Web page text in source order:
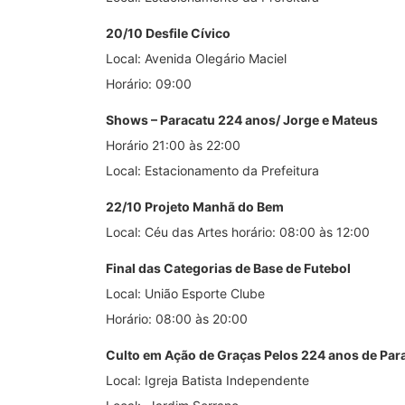
20/10 Desfile Cívico
Local: Avenida Olegário Maciel
Horário: 09:00
Shows – Paracatu 224 anos/ Jorge e Mateus
Horário 21:00 às 22:00
Local: Estacionamento da Prefeitura
22/10 Projeto Manhã do Bem
Local: Céu das Artes horário: 08:00 às 12:00
Final das Categorias de Base de Futebol
Local: União Esporte Clube
Horário: 08:00 às 20:00
Culto em Ação de Graças Pelos 224 anos de
Local: Igreja Batista Independente